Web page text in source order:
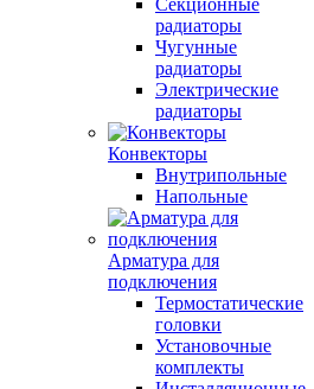
Секционные
радиаторы
Чугунные
радиаторы
Электрические
радиаторы
Конвекторы
Внутрипольные
Напольные
Арматура для
подключения
Термостатические
головки
Установочные
комплекты